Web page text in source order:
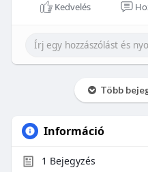
Kedvelés
Több
Információ
1 Bejegyzés